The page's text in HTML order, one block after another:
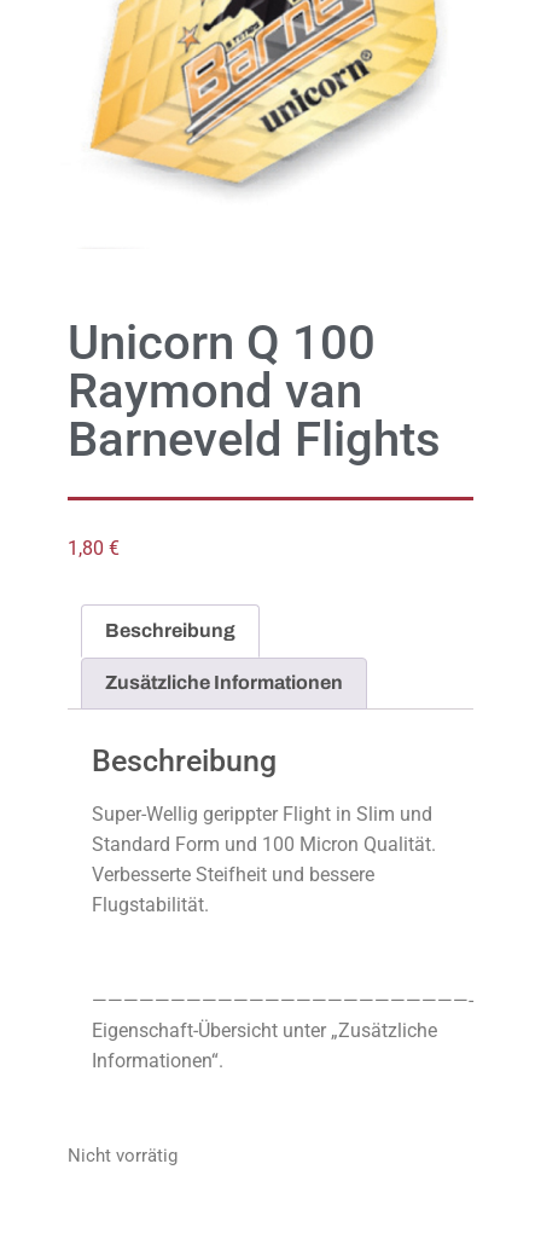
Unicorn Q 100
Raymond van
Barneveld Flights
1,80 €
Beschreibung
Zusätzliche Informationen
Beschreibung
Super-Wellig gerippter Flight in Slim und
Standard Form und 100 Micron Qualität.
Verbesserte Steifheit und bessere
Flugstabilität.
————————————————————————-
Eigenschaft-Übersicht unter „Zusätzliche
Informationen“.
Nicht vorrätig